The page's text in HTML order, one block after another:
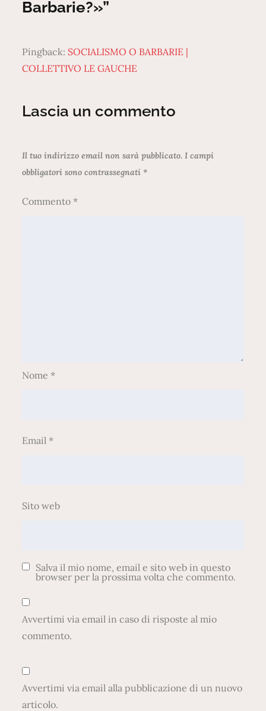
Barbarie?»”
Pingback: SOCIALISMO O BARBARIE |
COLLETTIVO LE GAUCHE
Lascia un commento
Il tuo indirizzo email non sarà pubblicato. I campi
obbligatori sono contrassegnati *
Commento*
Nome*
Email*
Sito web
Salva il mio nome, email e sito web in questo
browser per la prossima volta che commento.
Avvertimi via email in caso di risposte al mio
commento.
Avvertimi via email alla pubblicazione di un nuovo
articolo.